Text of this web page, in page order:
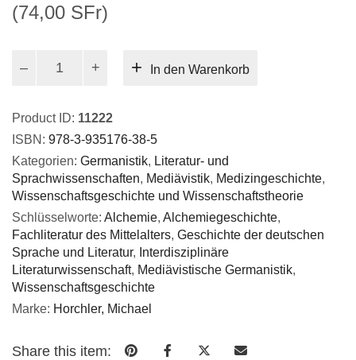
(74,00 SFr)
Alchemie
der
Literatur
des
Mittelalters
Menge
In den Warenkorb
Product ID: 11222
ISBN: 978-3-935176-38-5
Kategorien: Germanistik, Literatur- und
Sprachwissenschaften, Mediävistik, Medizingeschichte,
Wissenschaftsgeschichte und Wissenschaftstheorie
Schlüsselworte: Alchemie, Alchemiegeschichte,
Fachliteratur des Mittelalters, Geschichte der deutschen
Sprache und Literatur, Interdisziplinäre
Literaturwissenschaft, Mediävistische Germanistik,
Wissenschaftsgeschichte
Marke: Horchler, Michael
Share this item: